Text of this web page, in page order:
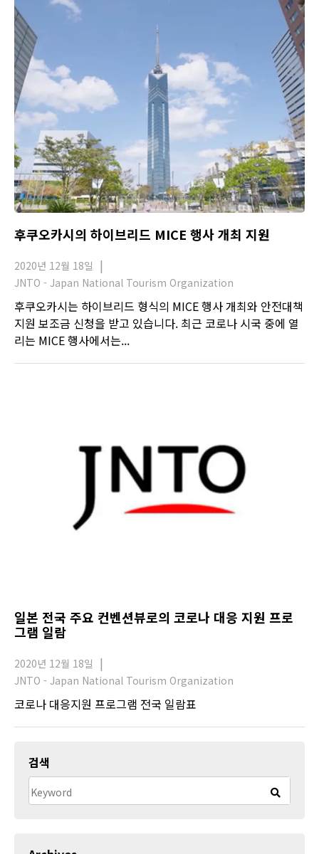
후쿠오카시의 하이브리드 MICE 행사 개최 지원
2020년 12월 18일
JNTO - Japan National Tourism Organization
후쿠오카시는 하이브리드 형식의 MICE 행사 개최와 안전대책
지원 보조금 신청을 받고 있습니다. 최근 코로나 시국 중에 열
리는 MICE 행사에서는...
일본 전국 주요 컨벤션뷰로의 코로나 대응 지원 프로
그램 일람
2020년 12월 18일
JNTO - Japan National Tourism Organization
코로나 대응지원 프로그램 전국 일람표
검색